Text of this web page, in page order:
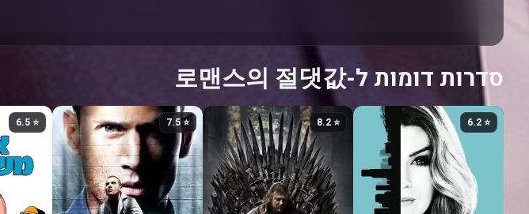
סדרות דומות ל-로맨스의 절댓값
⭐ 6.2
⭐ 8.2
⭐ 7.5
⭐ 6.5